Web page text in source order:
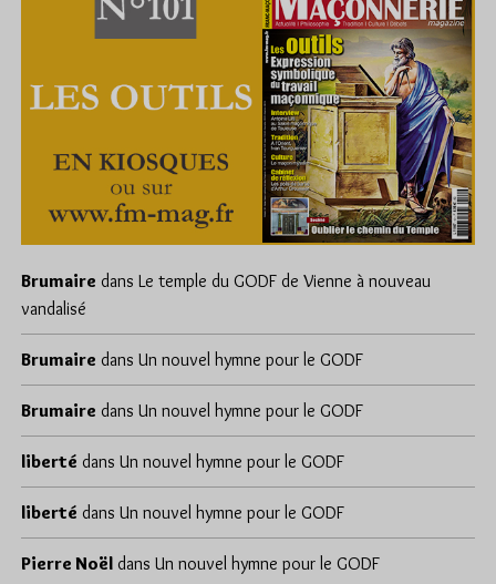
Brumaire dans Le temple du GODF de Vienne à nouveau
vandalisé
Brumaire dans Un nouvel hymne pour le GODF
Brumaire dans Un nouvel hymne pour le GODF
liberté dans Un nouvel hymne pour le GODF
liberté dans Un nouvel hymne pour le GODF
Pierre Noël dans Un nouvel hymne pour le GODF